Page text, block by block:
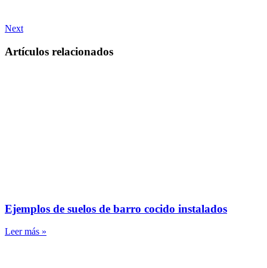
Next
Artículos relacionados
Ejemplos de suelos de barro cocido instalados
Leer más »